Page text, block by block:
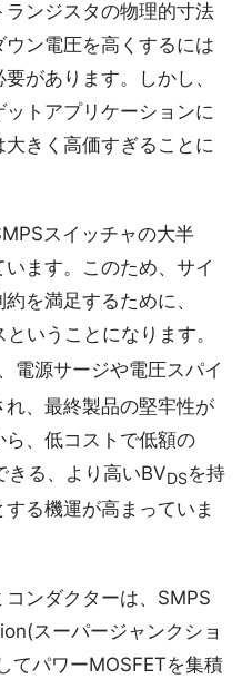
ンジスタの物理的寸法
ン電圧を高くするには
があります。しかし、
トアプリケーションに
きく高価すぎることに
スイッチャの大半
ます。このため、サイ
を満足するために、
いうことになります。
電源サージや電圧スパイ
、最終製品の堅牢性が
、低コストで低額の
きる、より高いBVDSを持
る機運が高まっていま
ンダクターは、SMPS
スーパージャンクショ
てパワーMOSFETを集積